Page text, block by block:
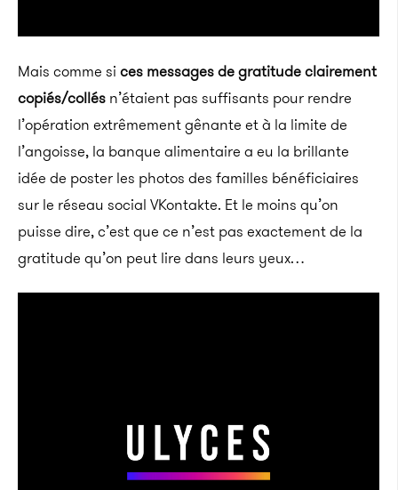
Mais comme si ces messages de gratitude clairement
copiés/collés n’étaient pas suffisants pour rendre
l’opération extrêmement gênante et à la limite de
l’angoisse, la banque alimentaire a eu la brillante
idée de poster les photos des familles bénéficiaires
sur le réseau social VKontakte. Et le moins qu’on
puisse dire, c’est que ce n’est pas exactement de la
gratitude qu’on peut lire dans leurs yeux…